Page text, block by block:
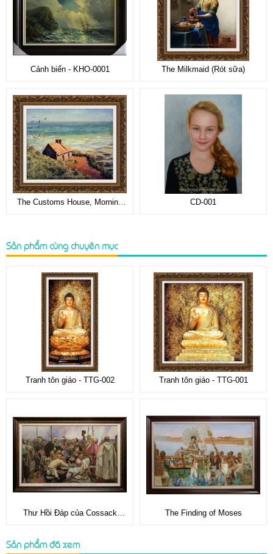
Cảnh biển - KHO-0001 The Milkmaid (Rót sữa)
The Customs House, Morning
CD-001
Sản phẩm cùng chuyên mục
Tranh tôn giáo - TTG-002 Tranh tôn giáo - TTG-001
Thư Hồi Đáp của Cossack
The Finding of Moses
Sản phẩm đã xem